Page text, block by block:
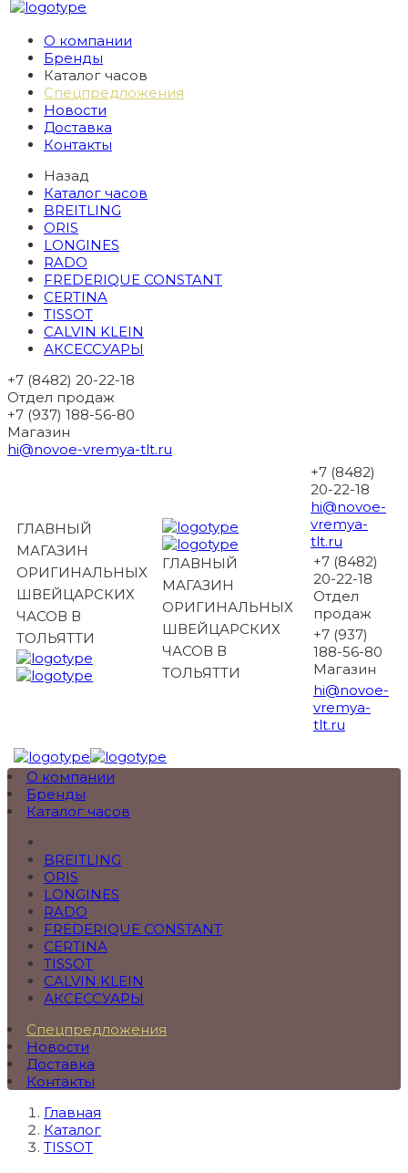
О компании
Бренды
Каталог часов
Спецпредложения
Новости
Доставка
Контакты
Назад
Каталог часов
BREITLING
ORIS
LONGINES
RADO
FREDERIQUE CONSTANT
CERTINA
TISSOT
CALVIN KLEIN
АКСЕССУАРЫ
+7 (8482) 20-22-18
Отдел продаж
+7 (937) 188-56-80
Магазин
hi@novoe-vremya-tlt.ru
ГЛАВНЫЙ
МАГАЗИН
ОРИГИНАЛЬНЫХ
ШВЕЙЦАРСКИХ
ЧАСОВ В
ТОЛЬЯТТИ
ГЛАВНЫЙ
МАГАЗИН
ОРИГИНАЛЬНЫХ
ШВЕЙЦАРСКИХ
ЧАСОВ В
ТОЛЬЯТТИ
+7 (8482)
20-22-18
hi@novoe-
vremya-
tlt.ru
+7 (8482)
20-22-18
Отдел
продаж
+7 (937)
188-56-80
Магазин
hi@novoe-
vremya-
tlt.ru
О компании
Бренды
Каталог часов
BREITLING
ORIS
LONGINES
RADO
FREDERIQUE CONSTANT
CERTINA
TISSOT
CALVIN KLEIN
АКСЕССУАРЫ
Спецпредложения
Новости
Доставка
Контакты
Главная
Каталог
TISSOT